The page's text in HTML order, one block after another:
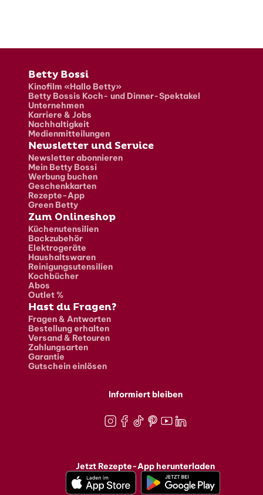
Fusszeile
Betty Bossi
Kinofilm «Hallo Betty»
Betty Bossis Koch- und Dinner-Spektakel
Unternehmen
Karriere & Jobs
Nachhaltigkeit
Medienmitteilungen
Newsletter und Service
Newsletter abonnieren
Mein Betty Bossi
Werbung buchen
Geschenkkarten
Rezepte-App
Green Betty
Zum Onlineshop
Küchenutensilien
Backzubehör
Elektrogeräte
Haushaltswaren
Reinigungsutensilien
Kochbücher
Abos
Outlet %
Hast du Fragen?
Fragen & Antworten
Bestellung erhalten
Versand & Retouren
Zahlungsarten
Garantie
Gutschein einlösen
Informiert bleiben
Jetzt Rezepte-App herunterladen